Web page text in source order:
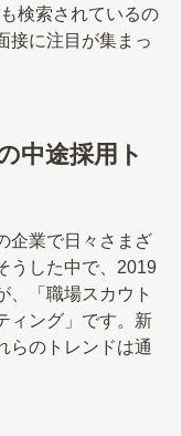
検索されているの
接に注目が集まっ
中途採用ト
企業で日々さまざ
うした中で、2019
、「職場スカウト
ィング」です。新
らのトレンドは通